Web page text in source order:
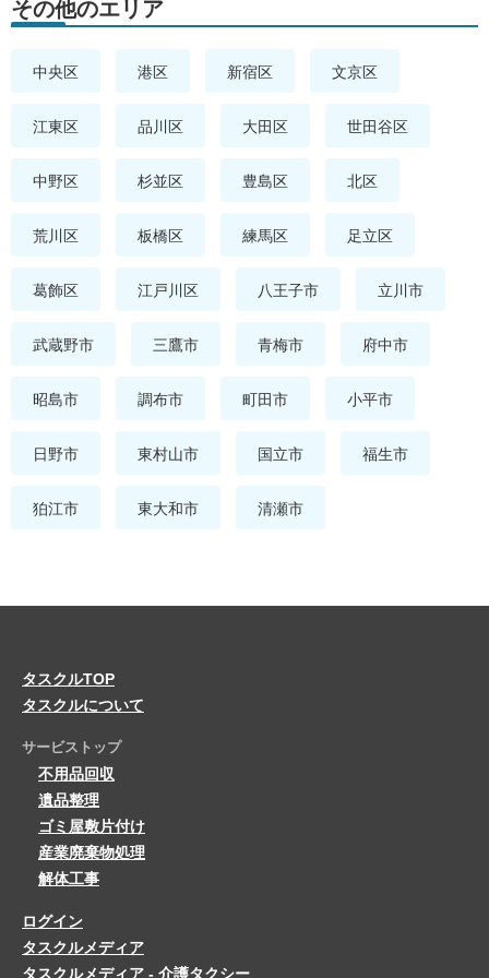
その他のエリア
中央区 港区 新宿区 文京区
江東区 品川区 大田区 世田谷区
中野区 杉並区 豊島区 北区
荒川区 板橋区 練馬区 足立区
葛飾区 江戸川区 八王子市 立川市
武蔵野市 三鷹市 青梅市 府中市
昭島市 調布市 町田市 小平市
日野市 東村山市 国立市 福生市
狛江市 東大和市 清瀬市
タスクルTOP
タスクルについて
サービストップ
不用品回収
遺品整理
ゴミ屋敷片付け
産業廃棄物処理
解体工事
ログイン
タスクルメディア
タスクルメディア - 介護タクシー